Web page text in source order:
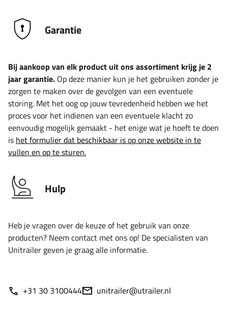
Garantie
Bij aankoop van elk product uit ons assortiment krijg je 2
jaar garantie. Op deze manier kun je het gebruiken zonder je
zorgen te maken over de gevolgen van een eventuele
storing. Met het oog op jouw tevredenheid hebben we het
proces voor het indienen van een eventuele klacht zo
eenvoudig mogelijk gemaakt - het enige wat je hoeft te doen
is het formulier dat beschikbaar is op onze website in te
vullen en op te sturen.
Hulp
Heb je vragen over de keuze of het gebruik van onze
producten? Neem contact met ons op! De specialisten van
Unitrailer geven je graag alle informatie.
+31 30 3100444 unitrailer@utrailer.nl